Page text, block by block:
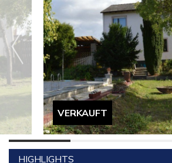
VERKAUFT
HIGHLIGHTS